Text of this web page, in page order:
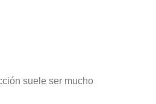
suele ser mucho